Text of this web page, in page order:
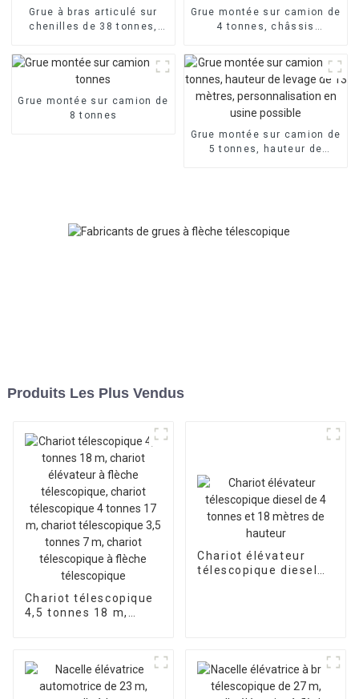
Grue à bras articulé sur
chenilles de 38 tonnes,
charge la personnalisation
Grue montée sur camion de
4 tonnes, châssis
fonctionnement flexible,
caisse de chargement
personnalisée
Grue montée sur camion de
8 tonnes
Grue montée sur camion de
5 tonnes, hauteur de
Produits Les Plus Vendus
Chariot télescopique
4,5 tonnes 18 m,
4 tonnes 17 m,
chariot télescopique
Chariot élévateur
télescopique diesel